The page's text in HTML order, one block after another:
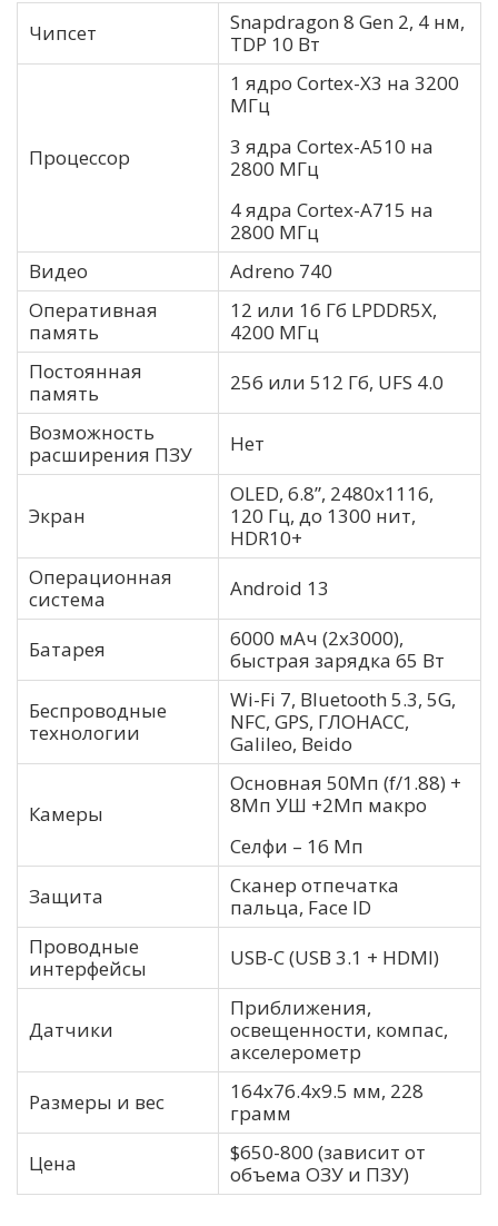
Чипсет
Snapdragon 8 Gen 2, 4 нм,
TDP 10 Вт
Процессор
1 ядро Cortex-X3 на 3200
МГц
3 ядра Cortex-A510 на
2800 МГц
4 ядра Cortex-A715 на
2800 МГц
Видео
Adreno 740
Оперативная
память
12 или 16 Гб LPDDR5X,
4200 МГц
Постоянная
память
256 или 512 Гб, UFS 4.0
Возможность
расширения ПЗУ
Нет
Экран
OLED, 6.8”, 2480х1116,
120 Гц, до 1300 нит,
HDR10+
Операционная
система
Android 13
Батарея
6000 мАч (2х3000),
быстрая зарядка 65 Вт
Беспроводные
технологии
Wi-Fi 7, Bluetooth 5.3, 5G,
NFC, GPS, ГЛОНАСС,
Galileo, Beido
Камеры
Основная 50Мп (f/1.88) +
8Мп УШ +2Мп макро
Селфи – 16 Мп
Защита
Сканер отпечатка
пальца, Face ID
Проводные
интерфейсы
USB-C (USB 3.1 + HDMI)
Датчики
Приближения,
освещенности, компас,
акселерометр
Размеры и вес
164х76.4х9.5 мм, 228
грамм
Цена
$650-800 (зависит от
объема ОЗУ и ПЗУ)